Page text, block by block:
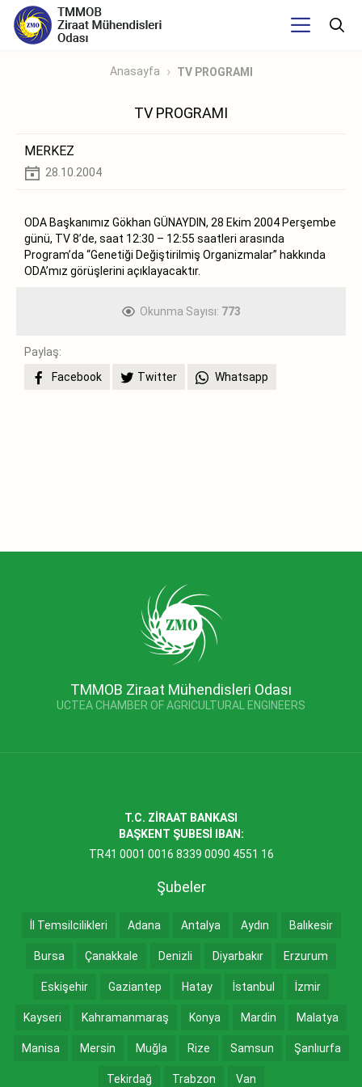
Anasayfa TV PROGRAMI
TV PROGRAMI
MERKEZ
28.10.2004
ODA Başkanımız Gökhan GÜNAYDIN, 28 Ekim 2004 Perşembe
günü, TV 8’de, saat 12:30 – 12:55 saatleri arasında
Program’da “Genetiği Değiştirilmiş Organizmalar” hakkında
ODA’mız görüşlerini açıklayacaktır.
Okunma Sayısı: 773
Paylaş:
Facebook
Twitter Whatsapp
TMMOB Ziraat Mühendisleri Odası
UCTEA CHAMBER OF AGRICULTURAL ENGINEERS
T.C. ZİRAAT BANKASI
BAŞKENT ŞUBESİ IBAN:
TR41 0001 0016 8339 0090 4551 16
Şubeler
İl Temsilcilikleri Adana Antalya Aydın Balıkesir
Bursa Çanakkale Denizli Diyarbakır Erzurum
Eskişehir Gaziantep Hatay İstanbul İzmir
Kayseri Kahramanmaraş Konya Mardin Malatya
Manisa Mersin Muğla Rize Samsun Şanlıurfa
Tekirdağ Trabzon Van